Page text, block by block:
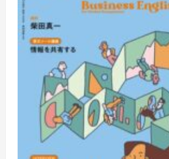
ポ
ー
2028
つ
い
て
さ
ら
に
読
む